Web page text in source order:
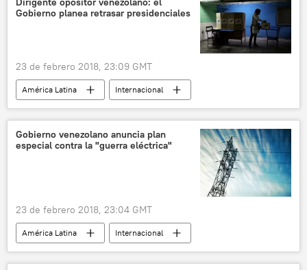
Gobierno planea retrasar presidenciales
23 de febrero 2018, 23:09 GMT
América Latina
Internacional
Venezuela
Julio Borges noticias
Gobierno venezolano anuncia plan
especial contra la "guerra eléctrica"
23 de febrero 2018, 23:04 GMT
América Latina
Internacional
Venezuela
electricidad noticias